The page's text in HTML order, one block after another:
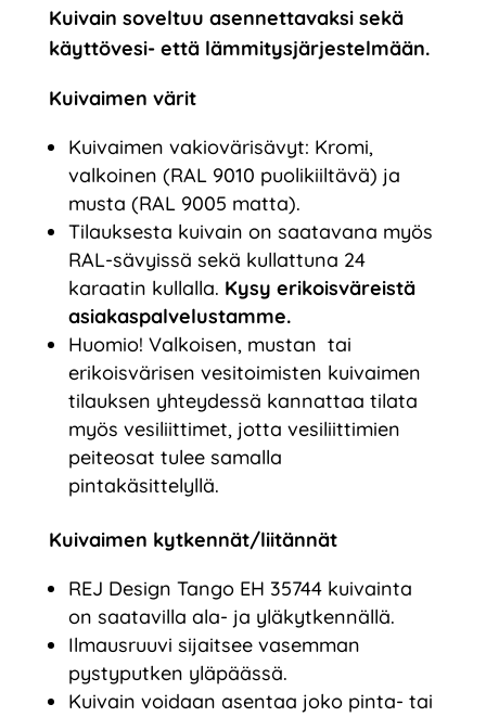
Kuivain soveltuu asennettavaksi sekä
käyttövesi- että lämmitysjärjestelmään.
Kuivaimen värit
Kuivaimen vakiovärisävyt: Kromi,
valkoinen (RAL 9010 puolikiiltävä) ja
musta (RAL 9005 matta).
Tilauksesta kuivain on saatavana myös
RAL-sävyissä sekä kullattuna 24
karaatin kullalla. Kysy erikoisväreistä
asiakaspalvelustamme.
Huomio! Valkoisen, mustan tai
erikoisvärisen vesitoimisten kuivaimen
tilauksen yhteydessä kannattaa tilata
myös vesiliittimet, jotta vesiliittimien
peiteosat tulee samalla
pintakäsittelyllä.
Kuivaimen kytkennät/liitännät
REJ Design Tango EH 35744 kuivainta
on saatavilla ala- ja yläkytkennällä.
Ilmausruuvi sijaitsee vasemman
pystyputken yläpäässä.
Kuivain voidaan asentaa joko pinta- tai